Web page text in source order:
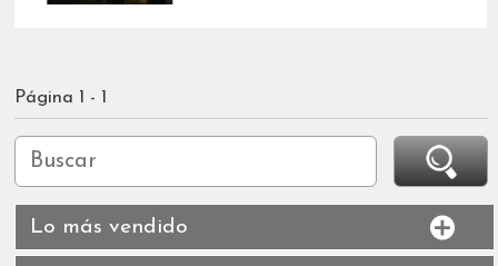
Página 1 - 1
Lo más vendido